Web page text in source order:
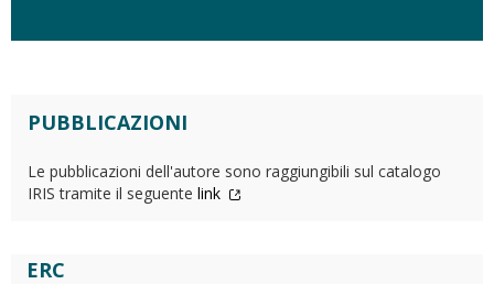
PUBBLICAZIONI
Le pubblicazioni dell'autore sono raggiungibili sul catalogo
IRIS tramite il seguente link
ERC